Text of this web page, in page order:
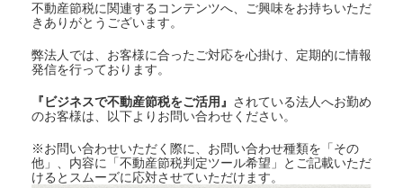
不動産節税に関連するコンテンツへ、ご興味をお持ちいただ
きありがとうございます。
弊法人では、お客様に合ったご対応を心掛け、定期的に情報
発信を行っております。
『ビジネスで不動産節税をご活用 』 されている法人へお勤め
のお客様は、以下よりお問い合わせください。
※お問い合わせいただく際に、お問い合わせ種類を「その
他」、内容に「不動産節税判定ツール希望」とご記載いただ
けるとスムーズに応対させていただけます。